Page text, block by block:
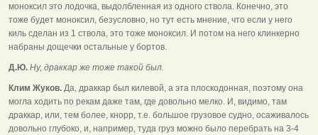
моноксил это лодочка, выдолбленная из одного ствола. Конечно, это
тоже будет моноксил, безусловно, но тут есть мнение, что если у него
киль сделан из 1 ствола, это тоже моноксил. И потом на него клинкерно
набраны дощечки остальные у бортов.
Д.Ю. Ну, драккар же тоже такой был.
Клим Жуков. Да, драккар был килевой, а эта плоскодонная, поэтому она
могла ходить по рекам даже там, где довольно мелко. И, видимо, там
драккар, или, тем более, кнорр, т.е. большое грузовое судно, осаживалось
довольно глубоко, и, например, туда груз можно было перебрать на 3-4